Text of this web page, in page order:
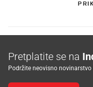
Pretplatite se na
Podržite neovisno